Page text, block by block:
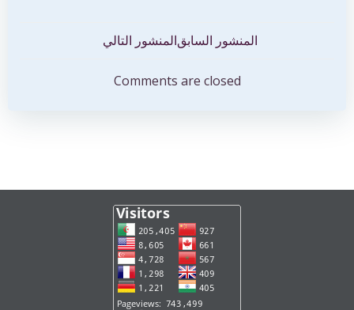
المقالات
المنشور السابقتصفّح
المقالات
المنشور التالي
Comments are closed